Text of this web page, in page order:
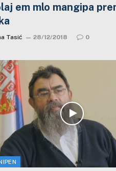
em mlo mangipa
Tasić 28/12/2018 0